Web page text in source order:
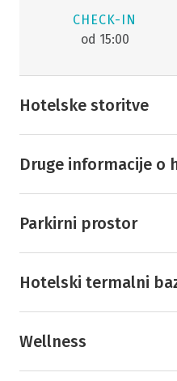
CHECK-IN
od 15:00
Hotelske storitve
Druge informacije o
Parkirni prostor
Hotelski termalni
Wellness